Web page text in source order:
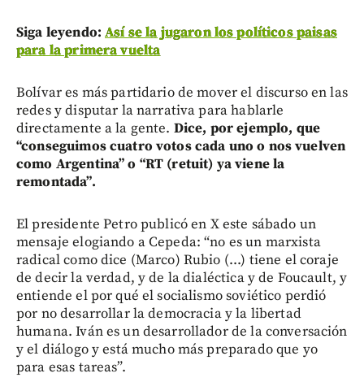
Siga leyendo:Así se la jugaron los políticos paisas
para la primera vuelta
Bolívar es más partidario de mover el discurso en las
redes y disputar la narrativa para hablarle
directamente a la gente. Dice, por ejemplo, que
“conseguimos cuatro votos cada uno o nos vuelven
como Argentina” o “RT (retuit) ya viene la
remontada”.
El presidente Petro publicó en X este sábado un
mensaje elogiando a Cepeda: “no es un marxista
radical como dice (Marco) Rubio (...) tiene el coraje
de decir la verdad, y de la dialéctica y de Foucault, y
entiende el por qué el socialismo soviético perdió
por no desarrollar la democracia y la libertad
humana. Iván es un desarrollador de la conversación
y el diálogo y está mucho más preparado que yo
para esas tareas”.